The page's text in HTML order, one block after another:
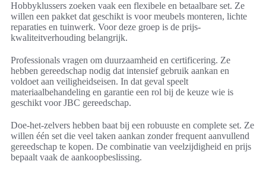
Hobbyklussers zoeken vaak een flexibele en betaalbare set. Ze
willen een pakket dat geschikt is voor meubels monteren, lichte
reparaties en tuinwerk. Voor deze groep is de prijs-
kwaliteitverhouding belangrijk.
Professionals vragen om duurzaamheid en certificering. Ze
hebben gereedschap nodig dat intensief gebruik aankan en
voldoet aan veiligheidseisen. In dat geval speelt
materiaalbehandeling en garantie een rol bij de keuze wie is
geschikt voor JBC gereedschap.
Doe-het-zelvers hebben baat bij een robuuste en complete set. Ze
willen één set die veel taken aankan zonder frequent aanvullend
gereedschap te kopen. De combinatie van veelzijdigheid en prijs
bepaalt vaak de aankoopbeslissing.